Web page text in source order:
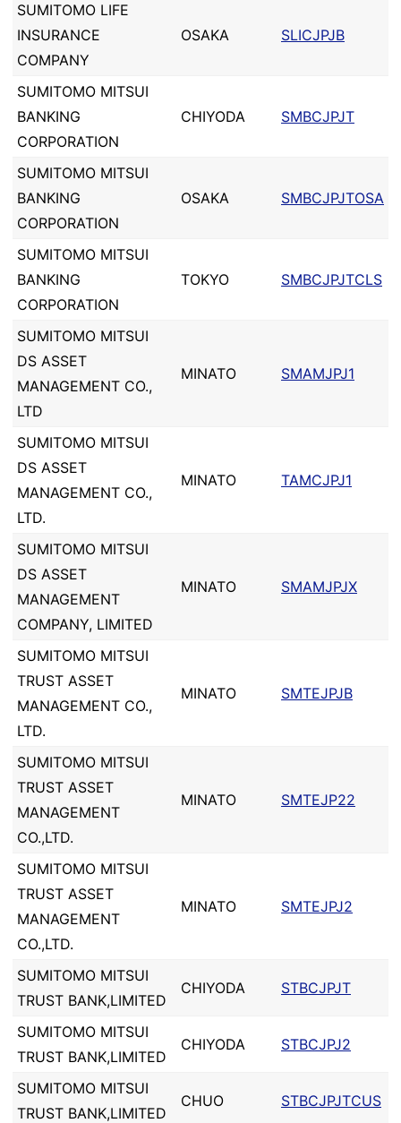
SUMITOMO LIFE
INSURANCE
COMPANY
OSAKA SLICJPJB
SUMITOMO MITSUI
BANKING
CORPORATION
CHIYODA SMBCJPJT
SUMITOMO MITSUI
BANKING
CORPORATION
OSAKA SMBCJPJTOSA
SUMITOMO MITSUI
BANKING
CORPORATION
TOKYO SMBCJPJTCLS
SUMITOMO MITSUI
DS ASSET
MANAGEMENT CO.,
LTD
MINATO SMAMJPJ1
SUMITOMO MITSUI
DS ASSET
MANAGEMENT CO.,
LTD.
MINATO TAMCJPJ1
SUMITOMO MITSUI
DS ASSET
MANAGEMENT
COMPANY, LIMITED
MINATO SMAMJPJX
SUMITOMO MITSUI
TRUST ASSET
MANAGEMENT CO.,
LTD.
MINATO SMTEJPJB
SUMITOMO MITSUI
TRUST ASSET
MANAGEMENT
CO.,LTD.
MINATO SMTEJP22
SUMITOMO MITSUI
TRUST ASSET
MANAGEMENT
CO.,LTD.
MINATO SMTEJPJ2
SUMITOMO MITSUI
TRUST BANK,LIMITED
CHIYODA STBCJPJT
SUMITOMO MITSUI
TRUST BANK,LIMITED
CHIYODA STBCJPJ2
SUMITOMO MITSUI
TRUST BANK,LIMITED
CHUO STBCJPJTCUS